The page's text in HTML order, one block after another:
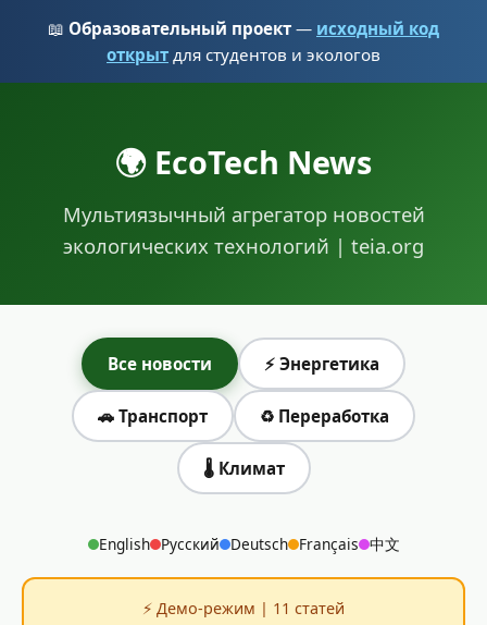
📖 Образовательный проект — исходный код
открыт для студентов и экологов
🌍 EcoTech News
Мультиязычный агрегатор новостей
экологических технологий | teia.org
Все новости ⚡ Энергетика
🚗 Транспорт ♻️ Переработка
🌡️ Климат
English Русский Deutsch Français 中文
⚡ Демо-режим | 11 статей